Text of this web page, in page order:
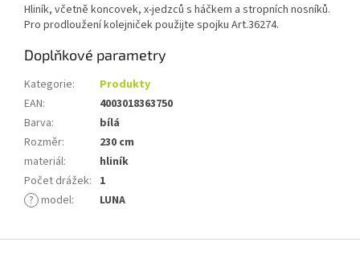
Hliník, včetně koncovek, x-jedzců s háčkem a stropních nosníků.
Pro prodloužení kolejniček použijte spojku Art.36274.
Doplňkové parametry
Kategorie:
Produkty
EAN:
4003018363750
Barva:
bílá
Rozměr:
230 cm
materiál:
hliník
Počet drážek: 1
? model: LUNA